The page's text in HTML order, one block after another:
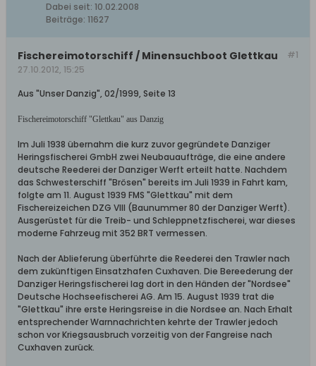
Dabei seit: 10.02.2008
Beiträge: 11627
#1
Fischereimotorschiff / Minensuchboot Glettkau
27.10.2012, 15:25
Aus "Unser Danzig", 02/1999, Seite 13
Fischereimotorschiff "Glettkau" aus Danzig
Im Juli 1938 übernahm die kurz zuvor gegründete Danziger
Heringsfischerei GmbH zwei Neubauaufträge, die eine andere
deutsche Reederei der Danziger Werft erteilt hatte. Nachdem
das Schwesterschiff "Brösen" bereits im Juli 1939 in Fahrt kam,
folgte am 11. August 1939 FMS "Glettkau" mit dem
Fischereizeichen DZG VIII (Baunummer 80 der Danziger Werft).
Ausgerüstet für die Treib- und Schleppnetzfischerei, war dieses
moderne Fahrzeug mit 352 BRT vermessen.
Nach der Ablieferung überführte die Reederei den Trawler nach
dem zukünftigen Einsatzhafen Cuxhaven. Die Bereederung der
Danziger Heringsfischerei lag dort in den Händen der "Nordsee"
Deutsche Hochseefischerei AG. Am 15. August 1939 trat die
"Glettkau" ihre erste Heringsreise in die Nordsee an. Nach Erhalt
entsprechender Warnnachrichten kehrte der Trawler jedoch
schon vor Kriegsausbruch vorzeitig von der Fangreise nach
Cuxhaven zurück.